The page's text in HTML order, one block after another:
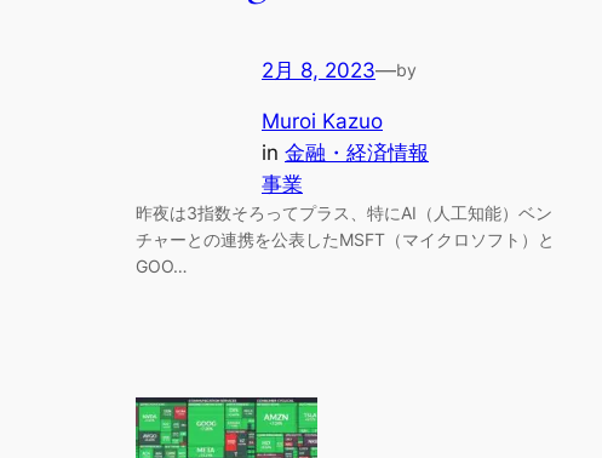
2月 8, 2023—by
Muroi Kazuo
in 金融・経済情報
事業
昨夜は3指数そろってプラス、特にAI（人工知能）ベン
チャーとの連携を公表したMSFT（マイクロソフト）と
GOO…